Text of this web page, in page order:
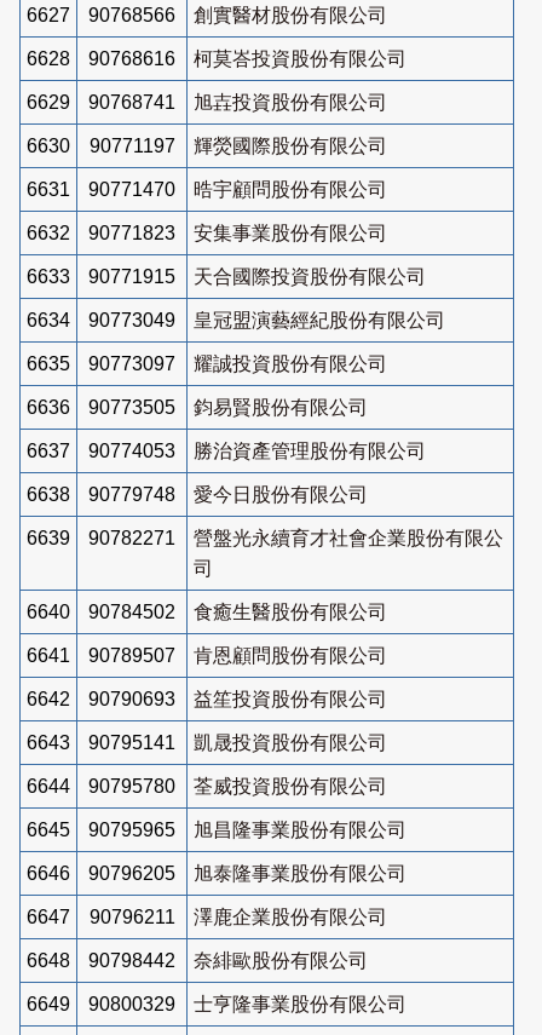
6627 90768566 創實醫材股份有限公司
6628 90768616 柯莫峇投資股份有限公司
6629 90768741 旭壵投資股份有限公司
6630 90771197 輝熒國際股份有限公司
6631 90771470 晧宇顧問股份有限公司
6632 90771823 安集事業股份有限公司
6633 90771915 天合國際投資股份有限公司
6634 90773049 皇冠盟演藝經紀股份有限公司
6635 90773097 耀誠投資股份有限公司
6636 90773505 鈞易賢股份有限公司
6637 90774053 勝治資產管理股份有限公司
6638 90779748 愛今日股份有限公司
6639 90782271
營盤光永續育才社會企業股份有限公
司
6640 90784502 食癒生醫股份有限公司
6641 90789507 肯恩顧問股份有限公司
6642 90790693 益笙投資股份有限公司
6643 90795141 凱晟投資股份有限公司
6644 90795780 荃威投資股份有限公司
6645 90795965 旭昌隆事業股份有限公司
6646 90796205 旭泰隆事業股份有限公司
6647 90796211 澤鹿企業股份有限公司
6648 90798442 奈緋歐股份有限公司
6649 90800329 士亨隆事業股份有限公司